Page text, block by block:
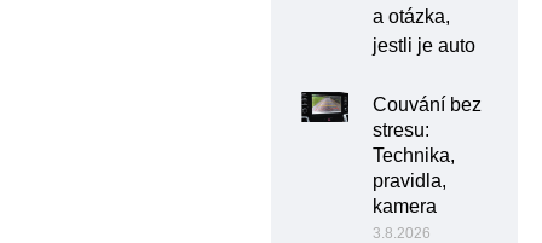
a otázka,
jestli je auto
Couvání bez
stresu:
Technika,
pravidla,
kamera
3.8.2026